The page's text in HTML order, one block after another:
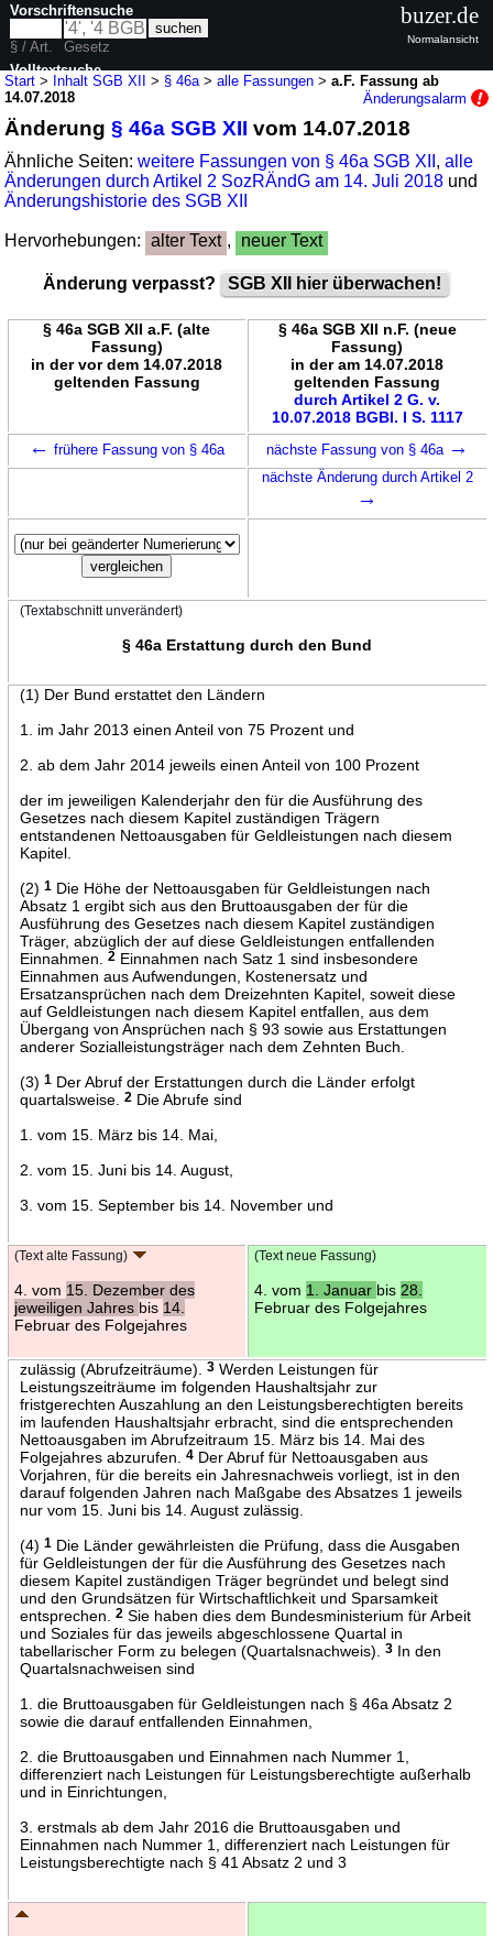
Start > Inhalt SGB XII > § 46a >alle Fassungen >a.F. Fassung ab
14.07.2018
Änderungsalarm
Änderung§ 46a SGB XII vom 14.07.2018
Ähnliche Seiten:weitere Fassungen von § 46a SGB XII ,alle
Änderungen durch Artikel 2 SozRÄndG am 14. Juli 2018 und
Änderungshistorie des SGB XII
Hervorhebungen: alter Text , neuer Text
Änderung verpasst? SGB XII hier überwachen!
§ 46a SGB XII a.F. (alte
Fassung)
in der vor dem 14.07.2018
geltenden Fassung
§ 46a SGB XII n.F. (neue
Fassung)
in der am 14.07.2018
geltenden Fassung
durch Artikel 2 G. v.
10.07.2018 BGBl. I S. 1117
← frühere Fassung von § 46a nächste Fassung von § 46a →
nächste Änderung durch Artikel 2
→
(Textabschnitt unverändert)
§ 46a Erstattung durch den Bund
(1) Der Bund erstattet den Ländern
1. im Jahr 2013 einen Anteil von 75 Prozent und
2. ab dem Jahr 2014 jeweils einen Anteil von 100 Prozent
der im jeweiligen Kalenderjahr den für die Ausführung des
Gesetzes nach diesem Kapitel zuständigen Trägern
entstandenen Nettoausgaben für Geldleistungen nach diesem
Kapitel.
(2) 1Die Höhe der Nettoausgaben für Geldleistungen nach
Absatz 1 ergibt sich aus den Bruttoausgaben der für die
Ausführung des Gesetzes nach diesem Kapitel zuständigen
Träger, abzüglich der auf diese Geldleistungen entfallenden
Einnahmen.
2Einnahmen nach Satz 1 sind insbesondere
Einnahmen aus Aufwendungen, Kostenersatz und
Ersatzansprüchen nach dem Dreizehnten Kapitel, soweit diese
auf Geldleistungen nach diesem Kapitel entfallen, aus dem
Übergang von Ansprüchen nach § 93 sowie aus Erstattungen
anderer Sozialleistungsträger nach dem Zehnten Buch.
(3) 1Der Abruf der Erstattungen durch die Länder erfolgt
quartalsweise.
2Die Abrufe sind
1. vom 15. März bis 14. Mai,
2. vom 15. Juni bis 14. August,
3. vom 15. September bis 14. November und
(Text alte Fassung)
4. vom 15. Dezember des
jeweiligen Jahres bis 14.
Februar des Folgejahres
(Text neue Fassung)
4. vom 1. Januar bis 28.
Februar des Folgejahres
zulässig (Abrufzeiträume). 3Werden Leistungen für
Leistungszeiträume im folgenden Haushaltsjahr zur
fristgerechten Auszahlung an den Leistungsberechtigten bereits
im laufenden Haushaltsjahr erbracht, sind die entsprechenden
Nettoausgaben im Abrufzeitraum 15. März bis 14. Mai des
Folgejahres abzurufen.
4Der Abruf für Nettoausgaben aus
Vorjahren, für die bereits ein Jahresnachweis vorliegt, ist in den
darauf folgenden Jahren nach Maßgabe des Absatzes 1 jeweils
nur vom 15. Juni bis 14. August zulässig.
(4) 1Die Länder gewährleisten die Prüfung, dass die Ausgaben
für Geldleistungen der für die Ausführung des Gesetzes nach
diesem Kapitel zuständigen Träger begründet und belegt sind
und den Grundsätzen für Wirtschaftlichkeit und Sparsamkeit
entsprechen.
2Sie haben dies dem Bundesministerium für Arbeit
und Soziales für das jeweils abgeschlossene Quartal in
tabellarischer Form zu belegen (Quartalsnachweis).
3In den
Quartalsnachweisen sind
1. die Bruttoausgaben für Geldleistungen nach § 46a Absatz 2
sowie die darauf entfallenden Einnahmen,
2. die Bruttoausgaben und Einnahmen nach Nummer 1,
differenziert nach Leistungen für Leistungsberechtigte außerhalb
und in Einrichtungen,
3. erstmals ab dem Jahr 2016 die Bruttoausgaben und
Einnahmen nach Nummer 1, differenziert nach Leistungen für
Leistungsberechtigte nach § 41 Absatz 2 und 3
Vorschriftensuche
§ / Art.
Gesetz
Volltextsuche
buzer.de
Normalansicht